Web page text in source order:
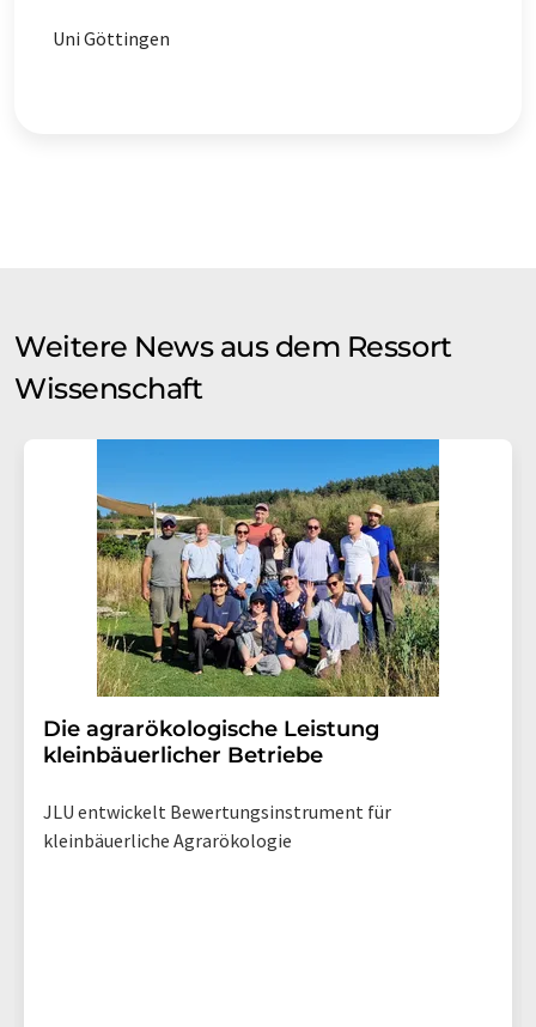
Uni Göttingen
Weitere News aus dem Ressort
Wissenschaft
Die agrarökologische Leistung
kleinbäuerlicher Betriebe
JLU entwickelt Bewertungsinstrument für
kleinbäuerliche Agrarökologie